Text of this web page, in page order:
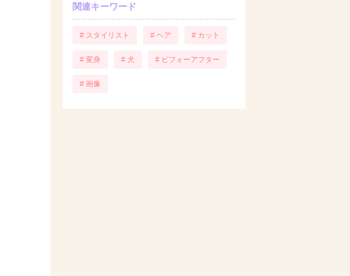
関連キーワード
# スタイリスト # ヘア # カット
# 変身 # 犬 # ビフォーアフター
# 画像